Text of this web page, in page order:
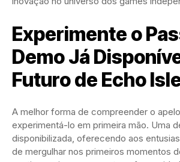
Experimente o
Demo Já
Futuro de Echo
A melhor forma de compreender o
experimentá-lo em primeira mão. Uma
disponibilizada, oferecendo aos
de mergulhar nos primeiros momentos